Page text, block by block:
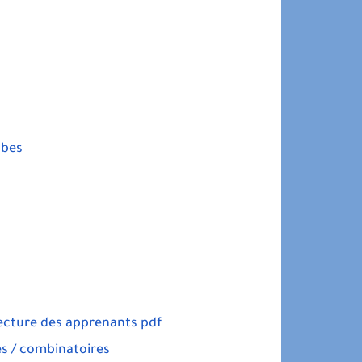
des apprenants pdf
/ combinatoires